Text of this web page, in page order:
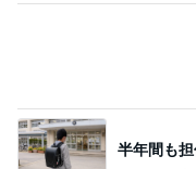
㊗️喜びを
本も⾦融